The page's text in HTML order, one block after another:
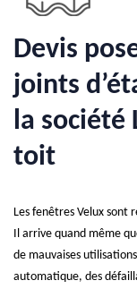
Devis
joints
la société
toit
Les fenêtres Velux sont
Il arrive quand même
de mauvaises
automatique, des